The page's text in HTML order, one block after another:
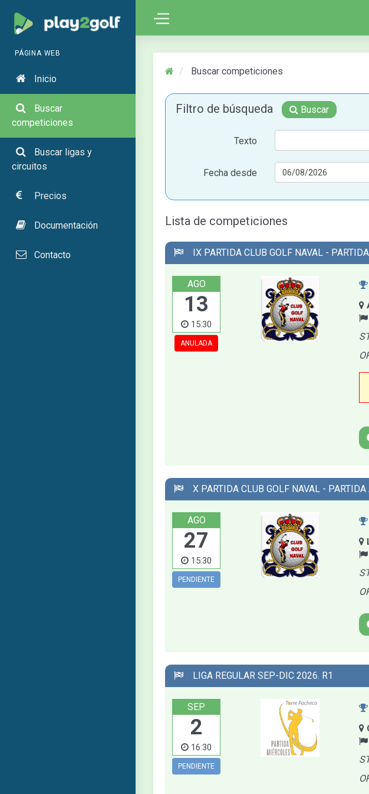
PÁGINA WEB
Inicio
Buscar
competiciones
Buscar ligas y
circuitos
Precios
Documentación
Contacto
Buscar competiciones
Filtro de búsqueda Buscar
Texto
Fecha desde
Lista de competiciones
IX PARTIDA CLUB GOLF NAVAL -
AGO
13
15:30
ANULADA
X PARTIDA CLUB GOLF NAVAL -
AGO
27
15:30
PENDIENTE
LIGA REGULAR SEP-DIC 2026. R1
SEP
2
16:30
PENDIENTE